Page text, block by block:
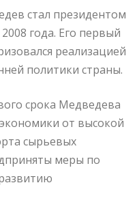
стал президентом
года. Его первый
реализацией
политики страны.
срока Медведева
от высокой
сырьевых
меры по